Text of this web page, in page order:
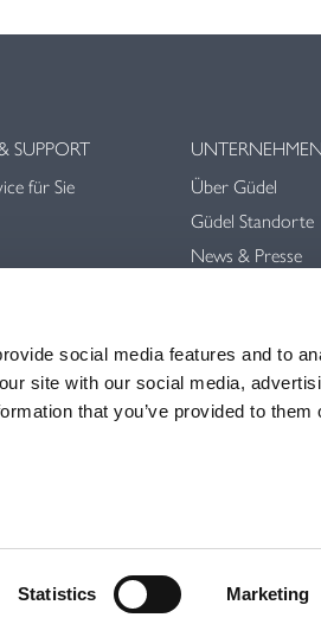
social media features and to
site with our social media,
that you’ve provided to them
Statistics Marketing
SUPPORT
für Sie
UNTERNEHMEN
Über Güdel
Güdel Standorte
News & Presse
AGB